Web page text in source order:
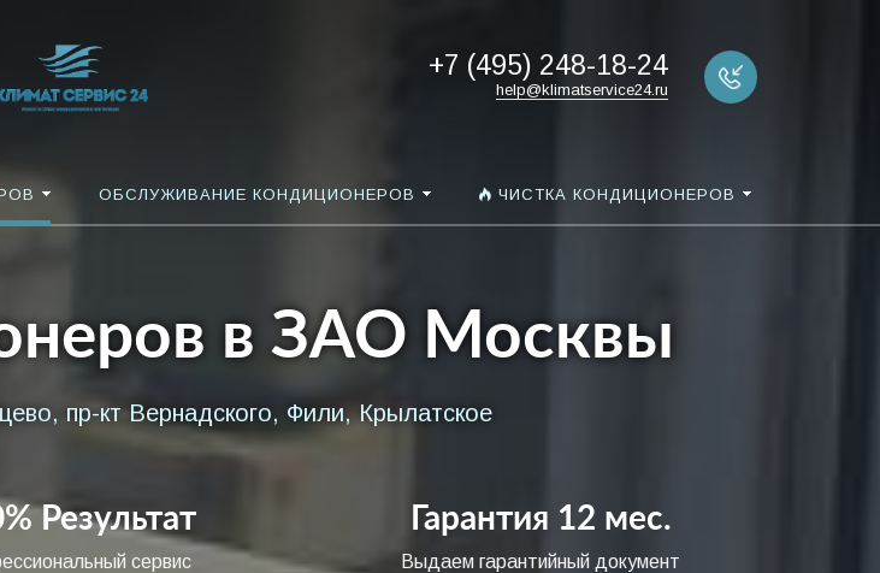
+7 (495) 248-18-24
help@klimatservice24.ru
ОБСЛУЖИВАНИЕ КОНДИЦИОНЕРОВ ЧИСТКА КОНДИЦИОНЕРОВ
в ЗАО Москвы
пр-кт Вернадского, Фили, Крылатское
Результат
сервис
Гарантия 12 мес.
Выдаем гарантийный документ